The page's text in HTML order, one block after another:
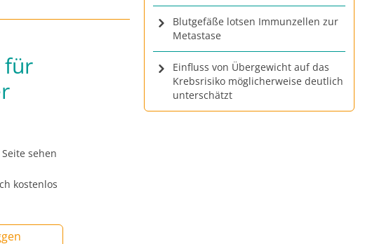
für
sehen
kostenlos
Blutgefäße lotsen Immunzellen zur
Metastase
Einfluss von Übergewicht auf das
Krebsrisiko möglicherweise deutlich
unterschätzt